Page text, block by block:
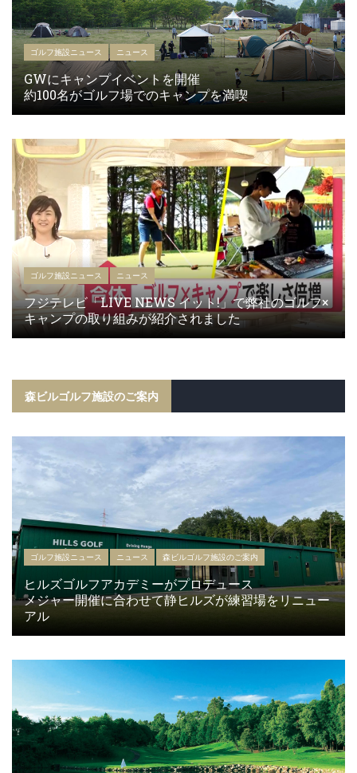
ゴルフ施設ニュース ニュース
GWにキャンプイベントを開催
約100名がゴルフ場でのキャンプを満喫
ゴルフ施設ニュース ニュース
フジテレビ「LIVE NEWS イット!」で弊社のゴルフ×
キャンプの取り組みが紹介されました
森ビルゴルフ施設のご案内
ゴルフ施設ニュース ニュース 森ビルゴルフ施設のご案内
ヒルズゴルフアカデミーがプロデュース
メジャー開催に合わせて静ヒルズが練習場をリニュー
アル